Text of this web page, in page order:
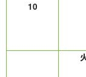
10